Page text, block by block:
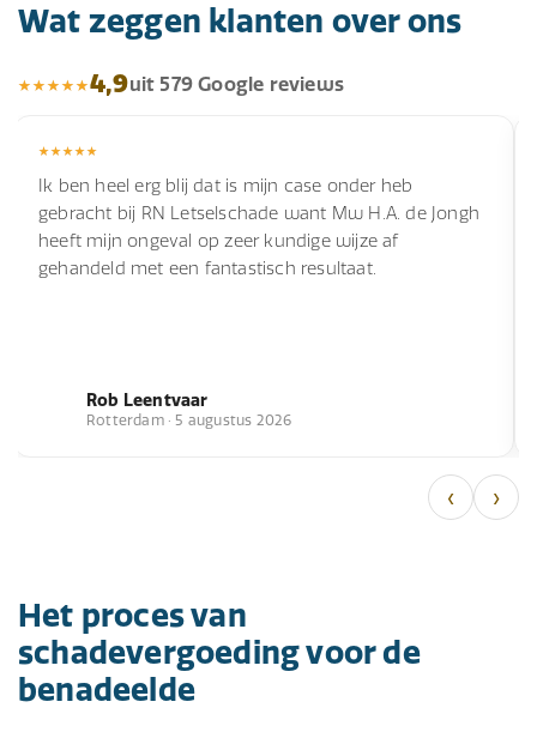
Wat zeggen klanten over ons
4,9uit 579 Google reviews
Ik ben heel erg blij dat is mijn case onder heb
gebracht bij RN Letselschade want Mw H.A. de Jongh
heeft mijn ongeval op zeer kundige wijze af
gehandeld met een fantastisch resultaat.
Rob Leentvaar
Rotterdam · 5 augustus 2026
‹ ›
Het proces van
schadevergoeding voor de
benadeelde